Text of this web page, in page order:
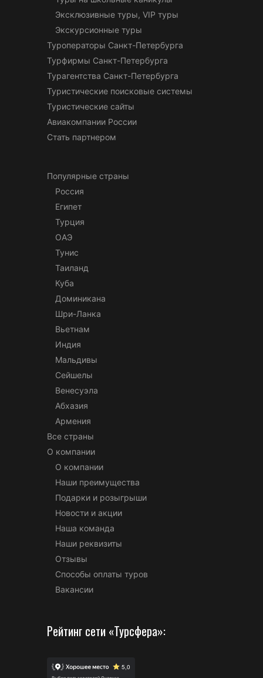
Эксклюзивные туры, VIP туры
Экскурсионные туры
Туроператоры Санкт-Петербурга
Турфирмы Санкт-Петербурга
Турагентства Санкт-Петербурга
Туристические поисковые системы
Туристические сайты
Авиакомпании России
Стать партнером
Популярные страны
Россия
Египет
Турция
ОАЭ
Тунис
Таиланд
Куба
Доминикана
Шри-Ланка
Вьетнам
Индия
Мальдивы
Сейшелы
Венесуэла
Абхазия
Армения
Все страны
О компании
О компании
Наши преимущества
Подарки и розыгрыши
Новости и акции
Наша команда
Наши реквизиты
Отзывы
Способы оплаты туров
Вакансии
Рейтинг сети «Турсфера»: